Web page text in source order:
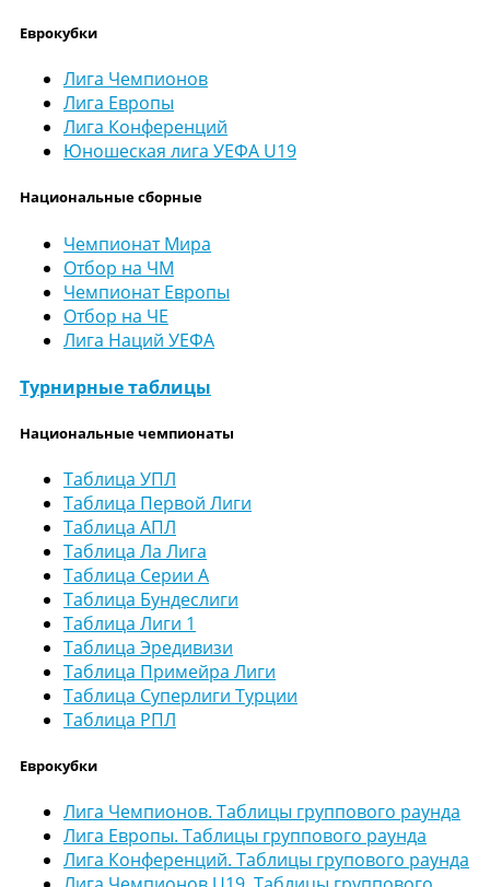
Еврокубки
Лига Чемпионов
Лига Европы
Лига Конференций
Юношеская лига УЕФА U19
Национальные сборные
Чемпионат Мира
Отбор на ЧМ
Чемпионат Европы
Отбор на ЧЕ
Лига Наций УЕФА
Турнирные таблицы
Национальные чемпионаты
Таблица УПЛ
Таблица Первой Лиги
Таблица АПЛ
Таблица Ла Лига
Таблица Серии А
Таблица Бундеслиги
Таблица Лиги 1
Таблица Эредивизи
Таблица Примейра Лиги
Таблица Суперлиги Турции
Таблица РПЛ
Еврокубки
Лига Чемпионов. Таблицы группового раунда
Лига Европы. Таблицы группового раунда
Лига Конференций. Таблицы групового раунда